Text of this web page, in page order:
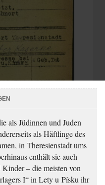
als Jüdinnen und Juden
als Häftlinge des
in Theresienstadt ums
enthält sie auch
– die meisten von
I“ in Lety u Písku ihr